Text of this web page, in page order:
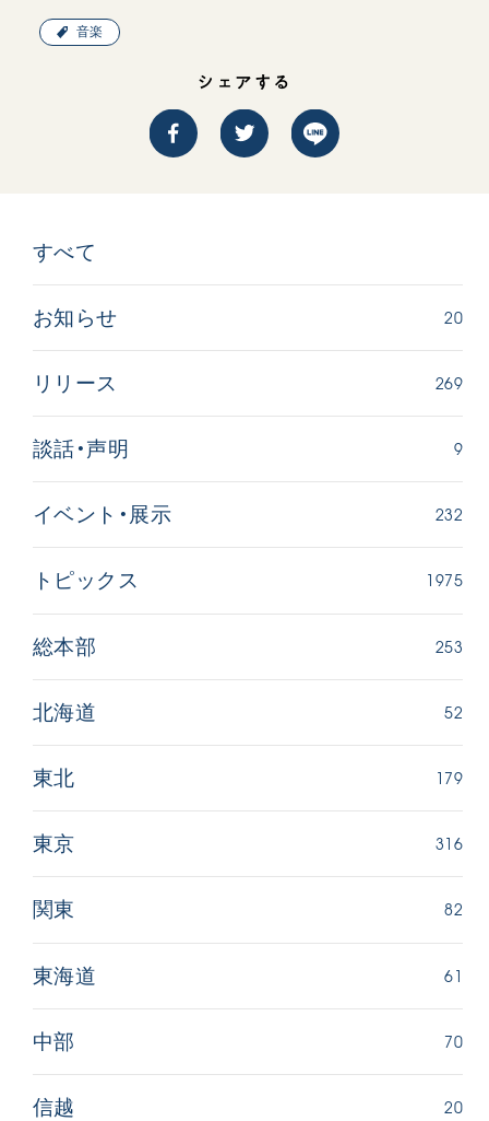
音楽
シェアする
すべて
お知らせ 20
リリース 269
談話・声明 9
イベント・展示 232
トピックス 1975
総本部 253
北海道 52
東北 179
東京 316
関東 82
東海道 61
中部 70
信越 20